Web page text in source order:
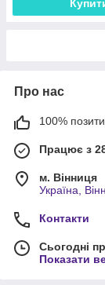
Про нас
100%
Працює з
м. Вінниця
Україна,
Контакти
Сьогодні
Показати